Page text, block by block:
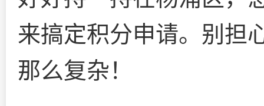
来搞定积分申请。别担
那么复杂！